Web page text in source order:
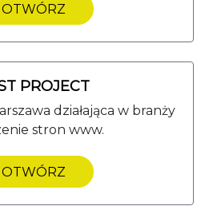
OTWÓRZ
PROJECT
działająca w branży
stron www.
OTWÓRZ